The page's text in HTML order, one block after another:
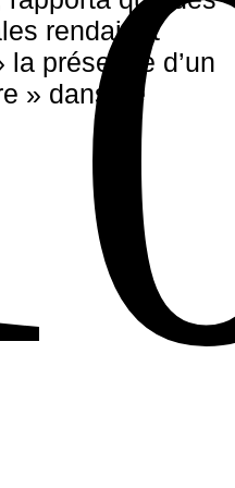
rendaient
présence d’un
» dans ce